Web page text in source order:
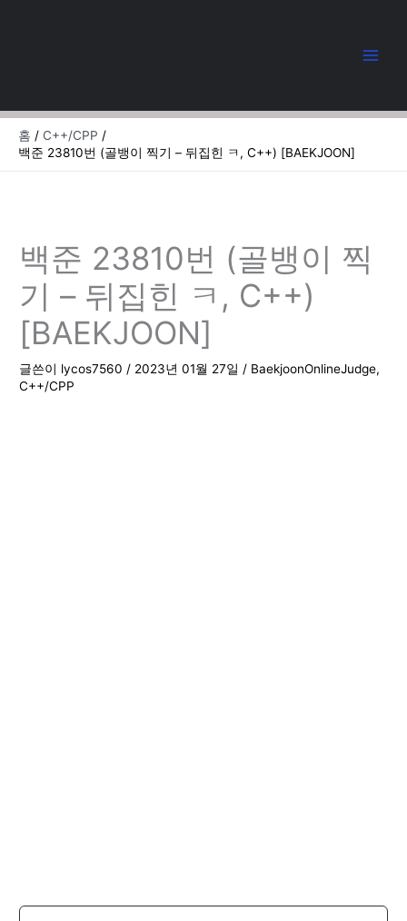
너
홈
C++/CPP
백준 23810번 (골뱅이 찍기 – 뒤집힌 ㅋ, C++) [BAEKJOON]
백준 23810번 (골뱅이 찍
기 – 뒤집힌 ㅋ, C++)
[BAEKJOON]
글쓴이 lycos7560/ 2023년 01월 27일/ BaekjoonOnlineJudge,
C++/CPP